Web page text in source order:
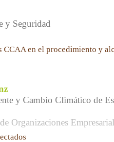
y Seguridad
en el procedimiento y
y Cambio Climático de
Organizaciones